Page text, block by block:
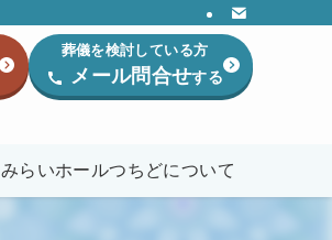
みらいホールつちどについて
葬儀を検討している方
メール問合せする